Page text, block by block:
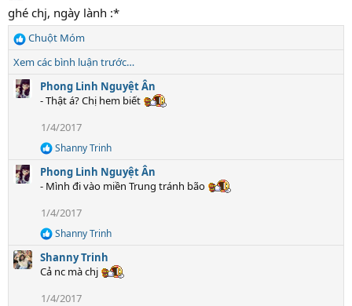
n
:
ghé chj, ngày lành :*
R
e
c
t
Chuột Móm
Xem các bình luận trước…
Phong Linh Nguyệt Ân
- Thật á? Chị hem biết
1/4/2017
R
e
a
c
o
n
s
:
Shanny Trinh
Phong Linh Nguyệt Ân
- Mình đi vào miền Trung tránh bão
1/4/2017
R
e
a
c
Shanny Trinh
Shanny Trinh
Cả nc mà chj
1/4/2017